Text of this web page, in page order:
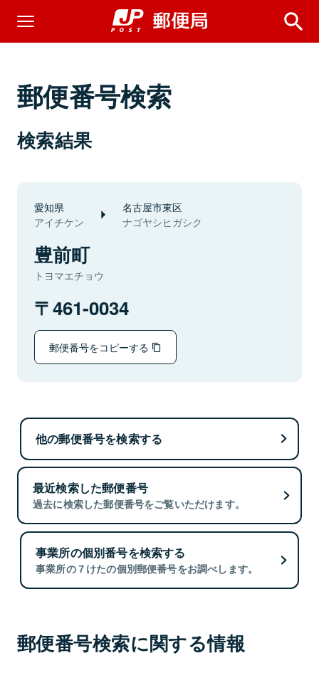
郵便番号検索
検索結果
愛知県
アイチケン
名古屋市東区
ナゴヤシヒガシク
豊前町
トヨマエチョウ
461-0034
郵便番号をコピーする
他の郵便番号を検索する
最近検索した郵便番号
過去に検索した郵便番号をご覧いただけます。
事業所の個別番号を検索する
事業所の７けたの個別郵便番号をお調べします。
郵便番号検索に関する情報